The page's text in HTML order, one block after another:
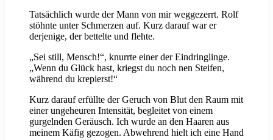
Tatsächlich wurde der Mann von mir weggezerrt. Rolf
stöhnte unter Schmerzen auf. Kurz darauf war er
derjenige, der bettelte und flehte.
„Sei still, Mensch!“, knurrte einer der Eindringlinge.
„Wenn du Glück hast, kriegst du noch nen Steifen,
während du krepierst!“
Kurz darauf erfüllte der Geruch von Blut den Raum mit
einer ungeheuren Intensität, begleitet von einem
gurgelnden Geräusch. Ich wurde an den Haaren aus
meinem Käfig gezogen. Abwehrend hielt ich eine Hand